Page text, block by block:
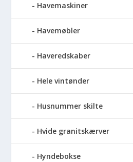
Havemaskiner
Havemøbler
Haveredskaber
Hele vintønder
Husnummer skilte
Hvide granitskærver
Hyndebokse